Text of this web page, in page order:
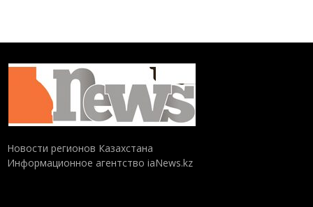
Новости регионов Казахстана
Информационное агентство iaNews.kz